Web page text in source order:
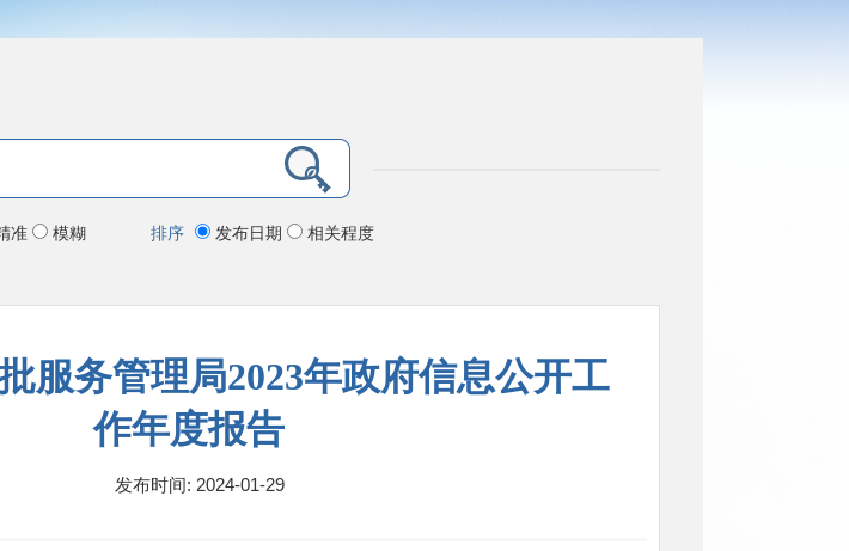
准 模糊 排序 发布日期 相关程度
服务管理局2023年政府信息公开工
作年度报告
发布时间: 2024-01-29